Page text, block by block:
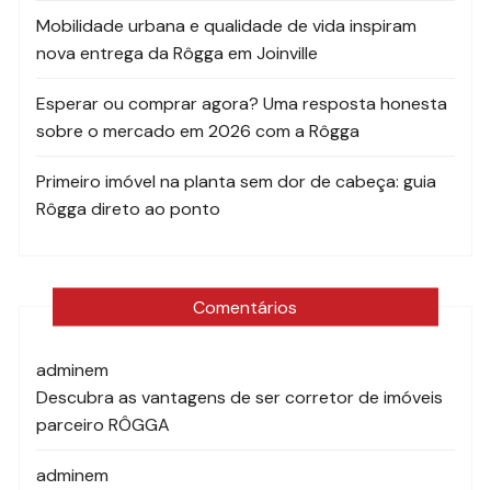
Mobilidade urbana e qualidade de vida inspiram
nova entrega da Rôgga em Joinville
Esperar ou comprar agora? Uma resposta honesta
sobre o mercado em 2026 com a Rôgga
Primeiro imóvel na planta sem dor de cabeça: guia
Rôgga direto ao ponto
Comentários
adminem
Descubra as vantagens de ser corretor de imóveis
parceiro RÔGGA
adminem